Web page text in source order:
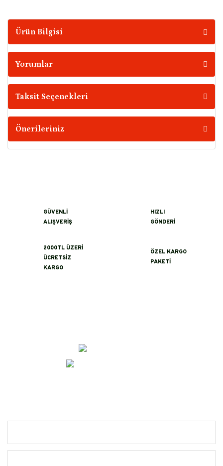
Ürün Bilgisi
Yorumlar
Taksit Seçenekleri
Önerileriniz
GÜVENLİ
ALIŞVERİŞ
HIZLI
GÖNDERİ
2000TL ÜZERİ
ÜCRETSİZ
KARGO
ÖZEL KARGO
PAKETİ